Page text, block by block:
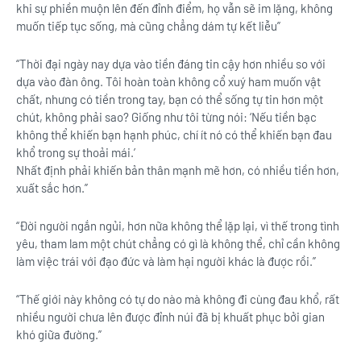
khi sự phiền muộn lên đến đỉnh điểm, họ vẫn sẽ im lặng, không
muốn tiếp tục sống, mà cũng chẳng dám tự kết liễu”
“Thời đại ngày nay dựa vào tiền đáng tin cậy hơn nhiều so với
dựa vào đàn ông. Tôi hoàn toàn không cổ xuý ham muốn vật
chất, nhưng có tiền trong tay, bạn có thể sống tự tin hơn một
chút, không phải sao? Giống như tôi từng nói: ‘Nếu tiền bạc
không thể khiến bạn hạnh phúc, chí ít nó có thể khiến bạn đau
khổ trong sự thoải mái.’
Nhất định phải khiến bản thân mạnh mẽ hơn, có nhiều tiền hơn,
xuất sắc hơn.”
“Đời người ngắn ngủi, hơn nữa không thể lặp lại, vì thế trong tình
yêu, tham lam một chút chẳng có gì là không thể, chỉ cần không
làm việc trái với đạo đức và làm hại người khác là được rồi.”
“Thế giới này không có tự do nào mà không đi cùng đau khổ, rất
nhiều người chưa lên được đỉnh núi đã bị khuất phục bởi gian
khó giữa đường.”